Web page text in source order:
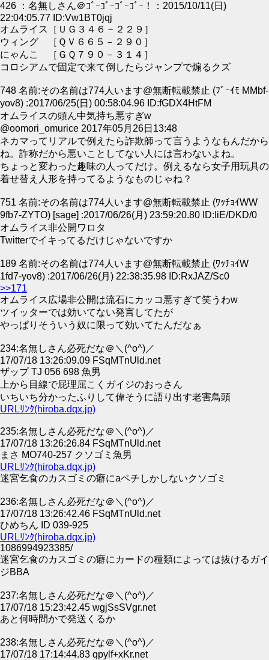
426 ：名無しさん＠ｺﾞｰｺﾞｰｺﾞｰｺﾞｰ！：2015/10/11(日)
22:04:05.77 ID:Vw1BT0jqj
オムライス［ＵＧ３４６－２２９］
ウィング ［ＱＶ６６５－２９０］
にゃんこ ［ＧＱ７９０－３１４］
コロシアムで固定で来て倒したらジャンプで煽るクズ
748 名前:その名前は774人います@無断転載禁止 (ﾌﾞｰｲﾓ MMbf-
yov8) :2017/06/25(日) 00:58:04.96 ID:fGDX4HtFM
オムライスの頭ん中気持ち悪すぎw
@oomori_omurice 2017年05月26日13:48
ネカマってリアルで例えたら詐欺師って言うようなもんだから
ね。詐称だから悪いことしてない人には言わないよね。
ちょっと変わった趣味の人ってだけ。例えるなら女子用玩具の
着せ替え人形を持ってるようなものじゃね？
751 名前:その名前は774人います@無断転載禁止 (ﾜｯﾁｮｲWW
9fb7-ZYTO) [sage] :2017/06/26(月) 23:59:20.80 ID:IiE/DKD/0
オムライス非公開ワロタ
Twitterでイキってるだけじゃないですか
189 名前:その名前は774人います@無断転載禁止 (ﾜｯﾁｮｲW
1fd7-yov8) :2017/06/26(月) 22:38:35.98 ID:RxJAZ/Sc0
>>171
オムライス広場非公開は流石にカッコ悪すぎて笑うわw
ツイッターでは効いてない発言してたが
やっぱりそういう奴に限って効いてたんだなぁ
234:名無しさん必死だな＠＼(^o^)／
17/07/18 13:26:09.09 FSqMTnUld.net
ザップ TJ 056 698 魚男
上から目線で屁理屈こくガイジのおっさん
いちいち分かったふりして偉そうに語り出す老害鳥頭
URLﾘﾝｸ(hiroba.dqx.jp)
235:名無しさん必死だな＠＼(^o^)／
17/07/18 13:26:26.84 FSqMTnUld.net
まさ MO740-257 クソゴミ魚男
URLﾘﾝｸ(hiroba.dqx.jp)
迷宮乞食のカスゴミの癖にaペチしかしないクソゴミ
236:名無しさん必死だな＠＼(^o^)／
17/07/18 13:26:42.46 FSqMTnUld.net
ひめちん ID 039-925
URLﾘﾝｸ(hiroba.dqx.jp)
1086994923385/
迷宮乞食のカスゴミの癖にカードの種類によっては抜けるガイ
ジBBA
237:名無しさん必死だな＠＼(^o^)／
17/07/18 15:23:42.45 wgjSsSVgr.net
あと何時間かで発送くるか
238:名無しさん必死だな＠＼(^o^)／
17/07/18 17:14:44.83 qpylf+xKr.net